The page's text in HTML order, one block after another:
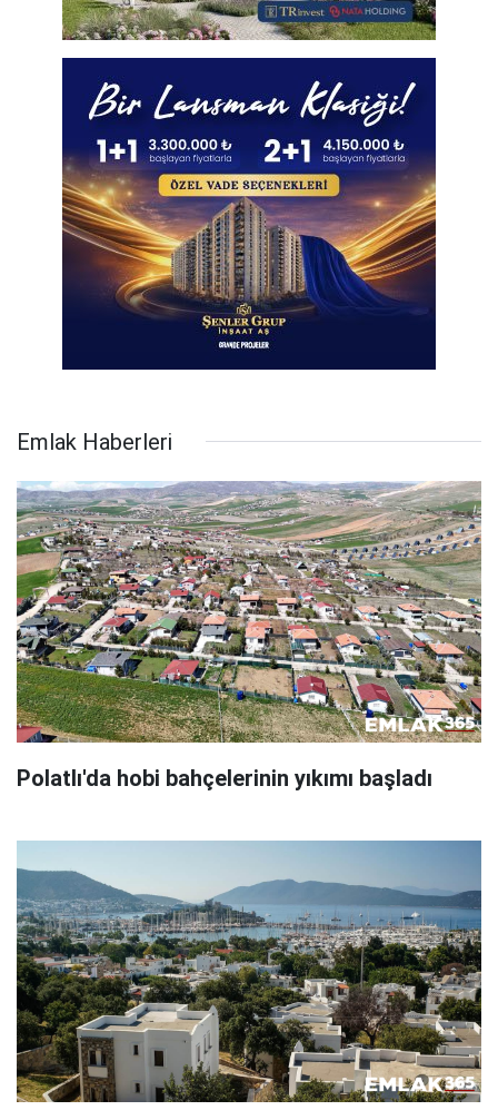
Emlak Haberleri
Polatlı'da hobi bahçelerinin yıkımı başladı